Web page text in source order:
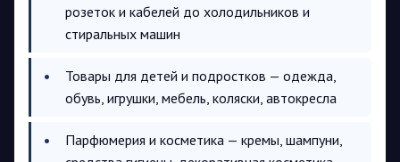
розеток и кабелей до холодильников и
стиральных машин
Товары для детей и подростков — одежда,
обувь, игрушки, мебель, коляски, автокресла
Парфюмерия и косметика — кремы, шампуни,